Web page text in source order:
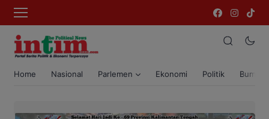
Home Nasional Parlemen Ekonomi Politik Bumi